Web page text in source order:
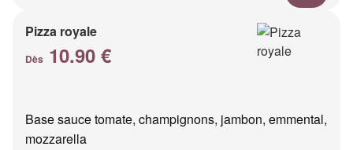
Pizza royale
Dès 10.90 €
Base sauce tomate, champignons, jambon, emmental,
mozzarella